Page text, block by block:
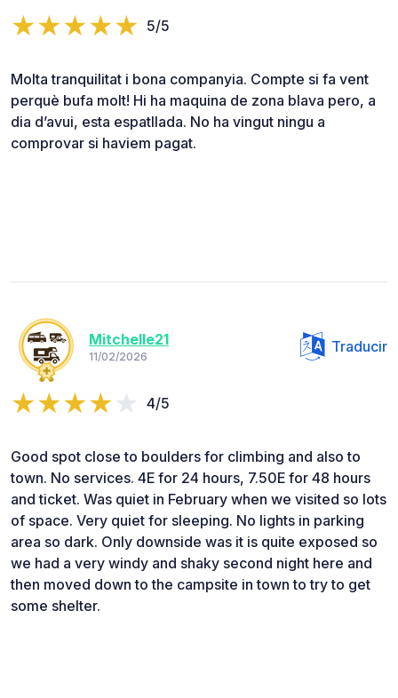
5/5
Molta tranquilitat i bona companyia. Compte si fa vent
perquè bufa molt! Hi ha maquina de zona blava pero, a
dia d’avui, esta espatllada. No ha vingut ningu a
comprovar si haviem pagat.
Mitchelle21
11/02/2026
Traducir
4/5
Good spot close to boulders for climbing and also to
town. No services. 4E for 24 hours, 7.50E for 48 hours
and ticket. Was quiet in February when we visited so lots
of space. Very quiet for sleeping. No lights in parking
area so dark. Only downside was it is quite exposed so
we had a very windy and shaky second night here and
then moved down to the campsite in town to try to get
some shelter.